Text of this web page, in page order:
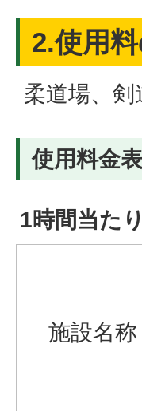
2.使用
柔道場、
使用料金表
1時間当た
施設名称